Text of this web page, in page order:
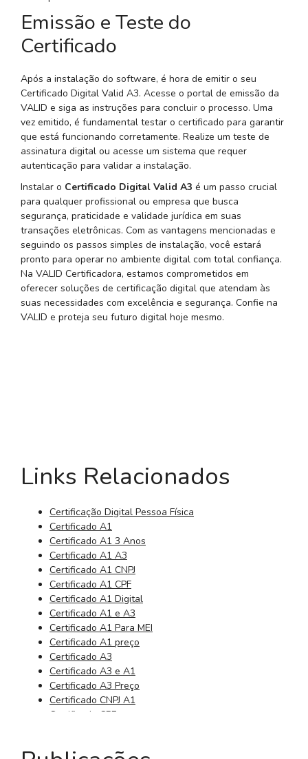
Emissão e Teste do
Certificado
Após a instalação do software, é hora de emitir o seu
Certificado Digital Valid A3. Acesse o portal de emissão da
VALID e siga as instruções para concluir o processo. Uma
vez emitido, é fundamental testar o certificado para garantir
que está funcionando corretamente. Realize um teste de
assinatura digital ou acesse um sistema que requer
autenticação para validar a instalação.
Instalar o Certificado Digital Valid A3 é um passo crucial
para qualquer profissional ou empresa que busca
segurança, praticidade e validade jurídica em suas
transações eletrônicas. Com as vantagens mencionadas e
seguindo os passos simples de instalação, você estará
pronto para operar no ambiente digital com total confiança.
Na VALID Certificadora, estamos comprometidos em
oferecer soluções de certificação digital que atendam às
suas necessidades com excelência e segurança. Confie na
VALID e proteja seu futuro digital hoje mesmo.
Links Relacionados
Certificação Digital Pessoa Física
Certificado A1
Certificado A1 3 Anos
Certificado A1 A3
Certificado A1 CNPJ
Certificado A1 CPF
Certificado A1 Digital
Certificado A1 e A3
Certificado A1 Para MEI
Certificado A1 preço
Certificado A3
Certificado A3 e A1
Certificado A3 Preço
Certificado CNPJ A1
Certificado CPF